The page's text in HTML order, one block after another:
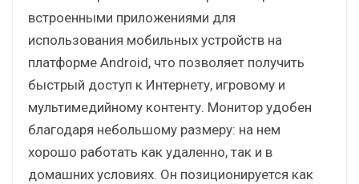
встроенными приложениями для
использования мобильных устройств на
платформе Android, что позволяет получить
быстрый доступ к Интернету, игровому и
мультимедийному контенту. Монитор удобен
благодаря небольшому размеру: на нем
хорошо работать как удаленно, так и в
домашних условиях. Он позиционируется как